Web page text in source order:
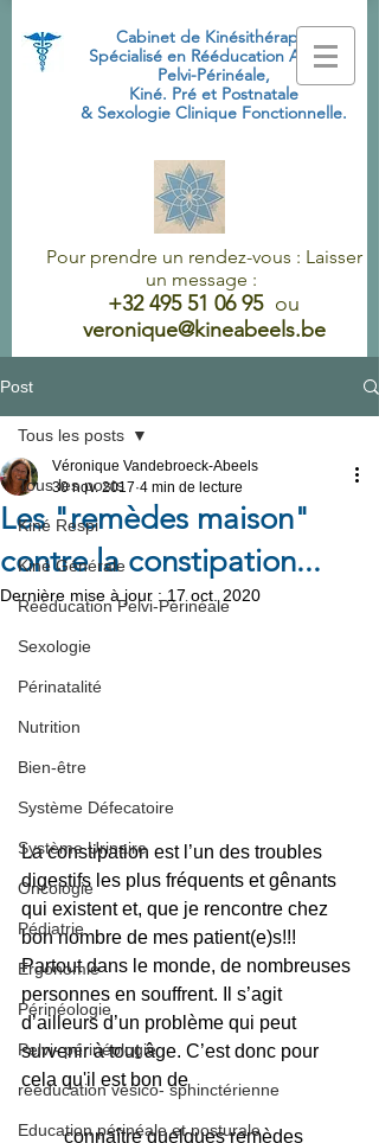
Cabinet de Kinésithérapie
Spécialisé en Rééducation Abdo-
Pelvi-Périnéale,
Kiné. Pré et Postnatale
& Sexologie Clinique Fonctionnelle.
Pour prendre un rendez-vous : Laisser
un message :
+32 495 51 06 95 ou
veronique@kineabeels.be
Post
Tous les posts
Kiné Respi
Kiné Générale
Rééducation Pelvi-Périnéale
Sexologie
Périnatalité
Nutrition
Bien-être
Système Défecatoire
Système Urinaire
Oncologie
Pédiatrie
Ergonomie
Périnéologie
Pelvi- périnéologie
rééducation vésico- sphinctérienne
Education périnéale et posturale
Tous les posts
Les "remèdes maison"
contre la constipation...
Véronique Vandebroeck-Abeels
30 nov. 2017 4 min de lecture
Dernière mise à jour : 17 oct. 2020
La constipation est l’un des troubles
digestifs les plus fréquents et gênants
qui existent et, que je rencontre chez
bon nombre de mes patient(e)s!!!
Partout dans le monde, de nombreuses
personnes en souffrent. Il s’agit
d’ailleurs d’un problème qui peut
survenir à tout âge. C’est donc pour
cela qu'il est bon de
         connaître quelques remèdes